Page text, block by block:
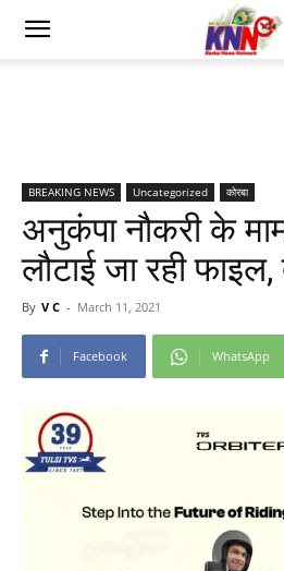
BREAKING NEWS Uncategorized कोरबा
अनुकंपा नौकरी के
लौटाई जा रही
By V C - March 11, 2021
Facebook WhatsApp